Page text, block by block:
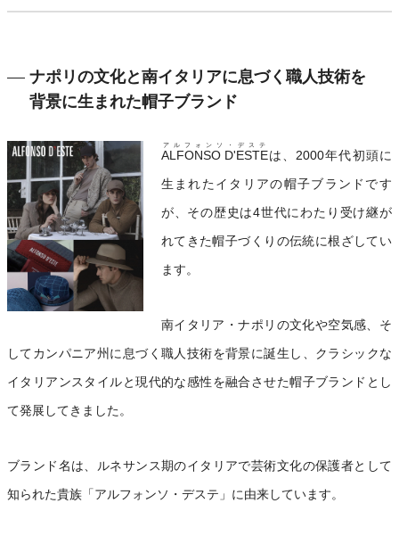
ナポリの文化と南イタリアに息づく職人技術を
背景に生まれた帽子ブランド
ALFONSO D'ESTE
アルフォンソ・デステ
は、2000年代初頭に
生まれたイタリアの帽子ブランドです
が、その歴史は4世代にわたり受け継が
れてきた帽子づくりの伝統に根ざしてい
ます。
南イタリア・ナポリの文化や空気感、そ
してカンパニア州に息づく職人技術を背景に誕生し、クラシックな
イタリアンスタイルと現代的な感性を融合させた帽子ブランドとし
て発展してきました。
ブランド名は、ルネサンス期のイタリアで芸術文化の保護者として
知られた貴族「アルフォンソ・デステ」に由来しています。